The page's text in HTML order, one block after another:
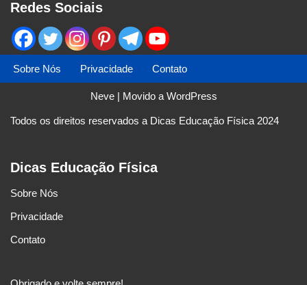
Redes Sociais
Sobre Nós Privacidade Contato
Neve| Movido a WordPress
Todos os direitos reservados a Dicas Educação Física 2024
Dicas Educação Física
Sobre Nós
Privacidade
Contato